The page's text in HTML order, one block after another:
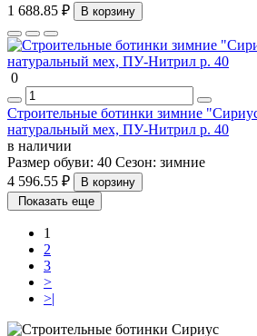
1 688.85 ₽
В корзину
0
Строительные ботинки зимние
натуральный мех, ПУ-Нитрил р. 40
в наличии
Размер обуви: 40 Сезон: зимние
4 596.55 ₽
В корзину
Показать еще
1
2
3
>
>|